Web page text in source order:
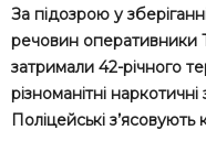
За підозрою у
речовин оперативники
затримали 42-річного
різноманітні
Поліцейські